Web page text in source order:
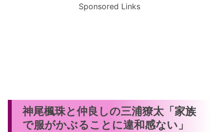
Sponsored Links
神尾楓珠と仲良しの三浦獠太「家族
で服がかぶることに違和感ない」